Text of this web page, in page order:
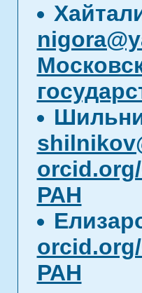
orcid.org/
РАН
orcid.org/
РАН